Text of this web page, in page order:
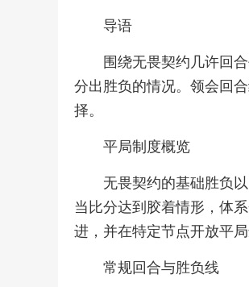
导语
围绕无畏契约几许回
分出胜负的情况。领会回
择。
平局制度概览
无畏契约的基础胜负
当比分达到胶着情形，体
进，并在特定节点开放平
常规回合与胜负线